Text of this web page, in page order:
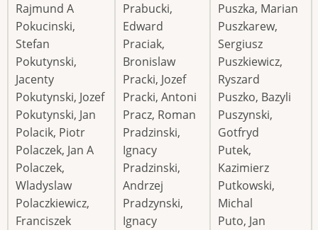
Rajmund A
Pokucinski,
Stefan
Pokutynski,
Jacenty
Pokutynski, Jozef
Pokutynski, Jan
Polacik, Piotr
Polaczek, Jan A
Polaczek,
Wladyslaw
Polaczkiewicz,
Franciszek
Prabucki,
Edward
Praciak,
Bronislaw
Pracki, Jozef
Pracki, Antoni
Pracz, Roman
Pradzinski,
Ignacy
Pradzinski,
Andrzej
Pradzynski,
Ignacy
Puszka, Marian
Puszkarew,
Sergiusz
Puszkiewicz,
Ryszard
Puszko, Bazyli
Puszynski,
Gotfryd
Putek,
Kazimierz
Putkowski,
Michal
Puto, Jan